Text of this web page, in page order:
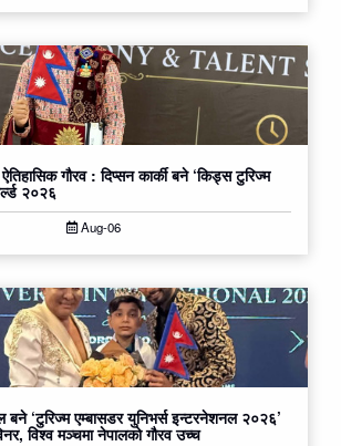
गौरव : दिप्सन कार्की बने ‘किड्स टुरिज्म
२०२६
Aug-06
‘टुरिज्म एम्बासडर युनिभर्स इन्टरनेशनल २०२६’
विश्व मञ्चमा नेपालको गौरव उच्च